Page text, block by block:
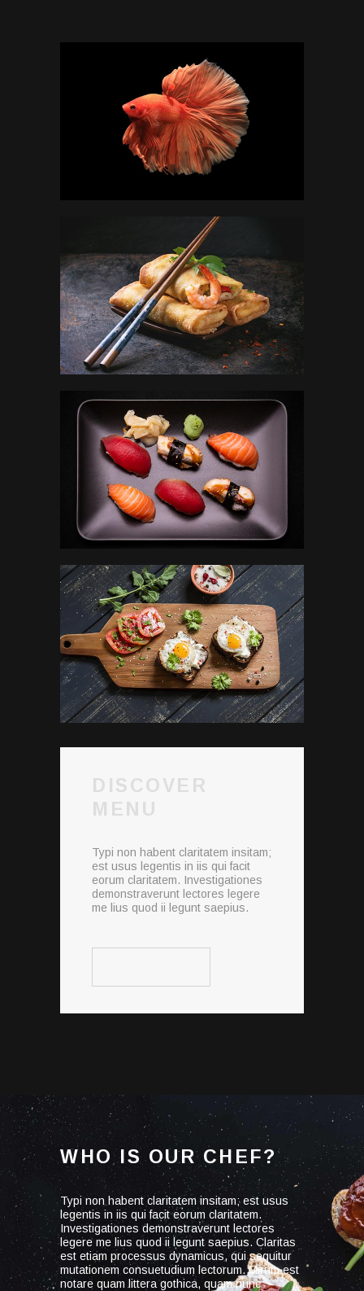
DISCOVER
MENU
Typi non habent claritatem insitam;
est usus legentis in iis qui facit
eorum claritatem. Investigationes
demonstraverunt lectores legere
me lius quod ii legunt saepius.
WHO IS OUR CHEF?
Typi non habent claritatem insitam; est usus
legentis in iis qui facit eorum claritatem.
Investigationes demonstraverunt lectores
legere me lius quod ii legunt saepius. Claritas
est etiam processus dynamicus, qui sequitur
mutationem consuetudium lectorum. Mirum est
notare quam littera gothica, quam nunc